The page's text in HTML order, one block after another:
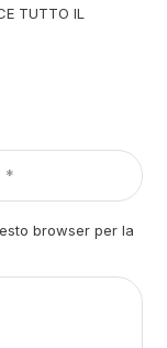
TUTTO IL
browser per la